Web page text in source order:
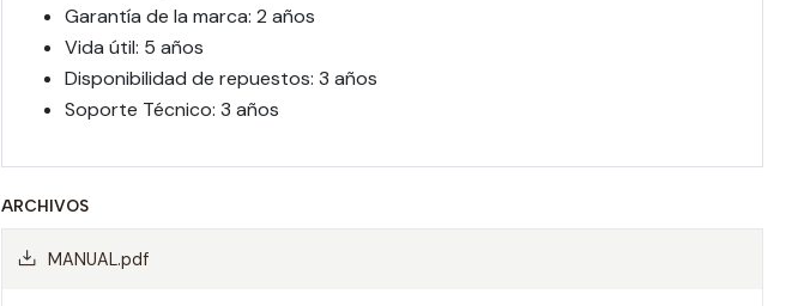
Garantía de la marca: 2 años
Vida útil: 5 años
Disponibilidad de repuestos: 3 años
Soporte Técnico: 3 años
ARCHIVOS
MANUAL.pdf